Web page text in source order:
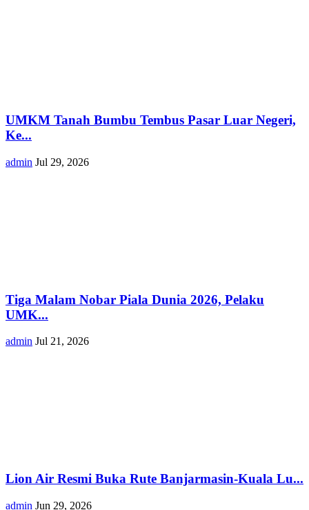
UMKM Tanah Bumbu Tembus Pasar Luar Negeri,
Ke...
admin Jul 29, 2026
Tiga Malam Nobar Piala Dunia 2026, Pelaku
UMK...
admin Jul 21, 2026
Lion Air Resmi Buka Rute Banjarmasin-Kuala Lu...
admin Jun 29, 2026